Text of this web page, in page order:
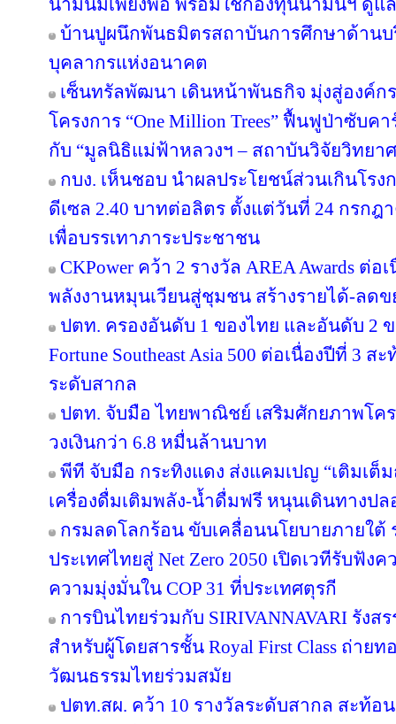
น้ำมันมีเพียงพอ พร้อมใช้กองทุนน้ำมันฯ ดูแ
บ้านปูผนึกพันธมิตรสถาบันการศึกษาด้าน
บุคลากรแห่งอนาคต
เซ็นทรัลพัฒนา เดินหน้าพันธกิจ มุ่งสู่องค์กร
โครงการ “One Million Trees” ฟื้นฟูป่าซับค
กับ “มูลนิธิแม่ฟ้าหลวงฯ – สถาบันวิจัยวิทยา
กบง. เห็นชอบ นำผลประโยชน์ส่วนเกินโร
ดีเซล 2.40 บาทต่อลิตร ตั้งแต่วันที่ 24 กรกฎ
เพื่อบรรเทาภาระประชาชน
CKPower คว้า 2 รางวัล AREA Awards ต่
พลังงานหมุนเวียนสู่ชุมชน สร้างรายได้-ลดข
ปตท. ครองอันดับ 1 ของไทย และอันดับ 2
Fortune Southeast Asia 500 ต่อเนื่องปีที่ 3
ระดับสากล
ปตท. จับมือ ไทยพาณิชย์ เสริมศักยภาพโค
วงเงินกว่า 6.8 หมื่นล้านบาท
พีที จับมือ กระทิงแดง ส่งแคมเปญ “เติมเต็
เครื่องดื่มเติมพลัง-น้ำดื่มฟรี หนุนเดินทางป
กรมลดโลกร้อน ขับเคลื่อนนโยบายภายใต้
ประเทศไทยสู่ Net Zero 2050 เปิดเวทีรับฟั
ความมุ่งมั่นใน COP 31 ที่ประเทศตุรกี
การบินไทยร่วมกับ SIRIVANNAVARI รังส
สำหรับผู้โดยสารชั้น Royal First Class ถ่าย
วัฒนธรรมไทยร่วมสมัย
ปตท.สผ. คว้า 10 รางวัลระดับสากล สะท้อ